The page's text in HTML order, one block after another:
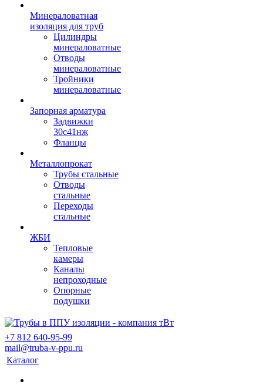
Минераловатная
изоляция для труб
Цилиндры
минераловатные
Отводы
минераловатные
Тройники
минераловатные
Запорная арматура
Задвижки
30с41нж
Фланцы
Металлопрокат
Трубы стальные
Отводы
стальные
Переходы
стальные
ЖБИ
Тепловые
камеры
Каналы
непроходные
Опорные
подушки
+7 812 640-95-99
mail@truba-v-ppu.ru
Каталог